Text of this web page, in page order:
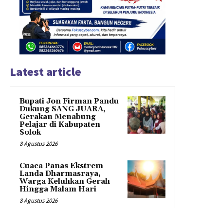
Latest article
Bupati Jon Firman Pandu
Dukung SANG JUARA,
Gerakan Menabung
Pelajar di Kabupaten
Solok
8 Agustus 2026
Cuaca Panas Ekstrem
Landa Dharmasraya,
Warga Keluhkan Gerah
Hingga Malam Hari
8 Agustus 2026